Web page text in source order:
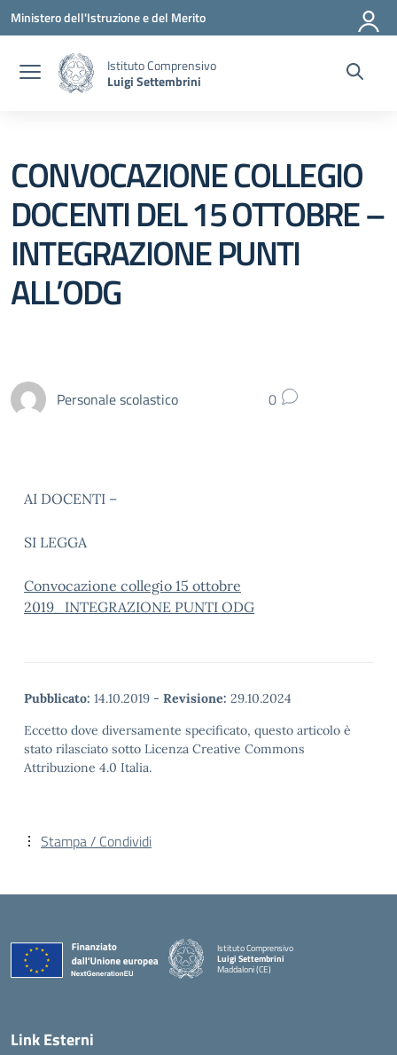
Vai ai contenuti
Vai al menu di navigazione
Vai al footer
Ministero dell'Istruzione e del Merito
Istituto Comprensivo
Luigi Settembrini
CONVOCAZIONE COLLEGIO
DOCENTI DEL 15 OTTOBRE –
INTEGRAZIONE PUNTI
ALL’ODG
Personale scolastico 0
AI DOCENTI –
SI LEGGA
Convocazione collegio 15 ottobre
2019_INTEGRAZIONE PUNTI ODG
Pubblicato: 14.10.2019 - Revisione: 29.10.2024
Eccetto dove diversamente specificato, questo articolo è
stato rilasciato sotto Licenza Creative Commons
Attribuzione 4.0 Italia.
Stampa / Condividi
Istituto Comprensivo
Luigi Settembrini
Maddaloni (CE)
Link Esterni